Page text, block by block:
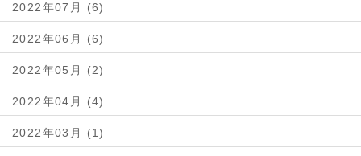
2022年07月 (6)
2022年06月 (6)
2022年05月 (2)
2022年04月 (4)
2022年03月 (1)